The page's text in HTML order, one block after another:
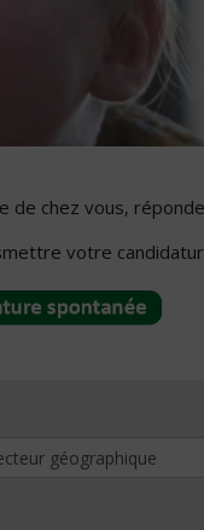
chez vous,
votre